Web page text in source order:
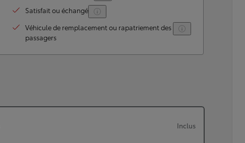
Satisfait ou échangé
Véhicule de remplacement ou rapatriement des
passagers
Inclus